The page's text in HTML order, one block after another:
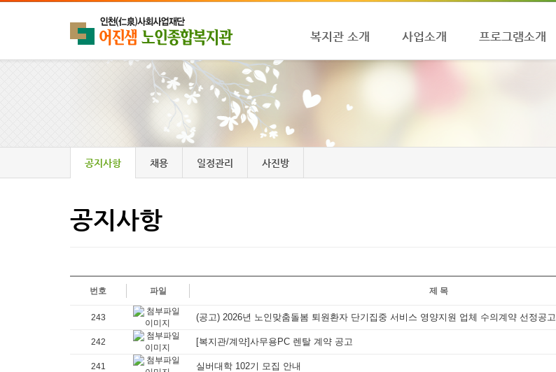
복지관 소개 사업소개 프로그램소개
공지사항 채용 일정관리 사진방
공지사항
번호 파일 제 목
243 (공고) 2026년 노인맞춤돌봄 퇴원환자 단기집중 서비스 영양지원 업체 수의계약 선정공고
242 [복지관/계약]사무용PC 렌탈 계약 공고
241 실버대학 102기 모집 안내